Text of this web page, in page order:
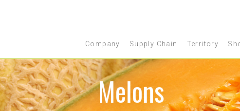
Company Supply Chain Territory
Melons